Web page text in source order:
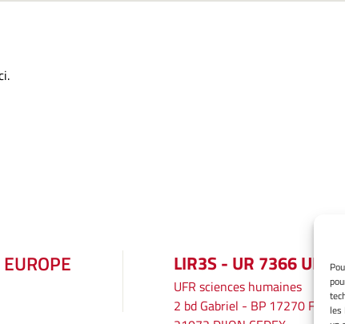
les
.
LIR3S - UR 7366 UBE
UFR sciences humaines
2 bd Gabriel - BP 17270 F